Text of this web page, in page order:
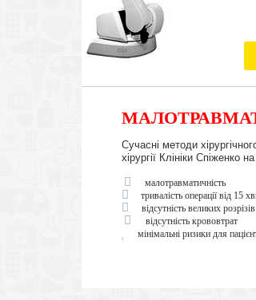
Сучасні методи
хірургії Клініки Спіженко
малотравматичність
тривалість операції від 15
відсутність великих розрізів
відсутність крововтрат
мінімальні ризики для